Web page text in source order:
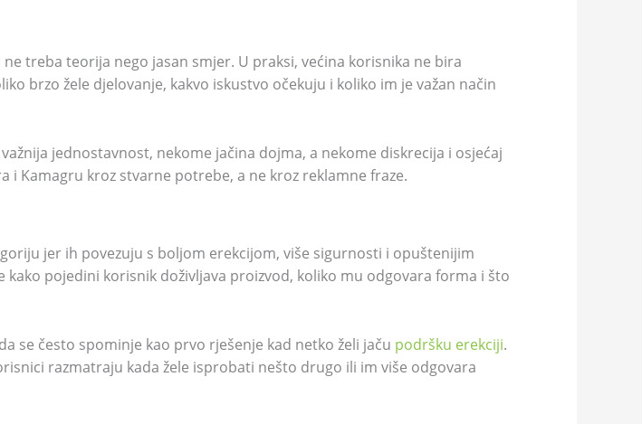
treba teorija nego jasan smjer. U praksi, većina korisnika ne bira
brzo žele djelovanje, kakvo iskustvo očekuju i koliko im je važan način
jednostavnost, nekome jačina dojma, a nekome diskrecija i osjećaj
Kamagru kroz stvarne potrebe, a ne kroz reklamne fraze.
jer ih povezuju s boljom erekcijom, više sigurnosti i opuštenijim
pojedini korisnik doživljava proizvod, koliko mu odgovara forma i što
se često spominje kao prvo rješenje kad netko želi jaču podršku erekciji.
razmatraju kada žele isprobati nešto drugo ili im više odgovara